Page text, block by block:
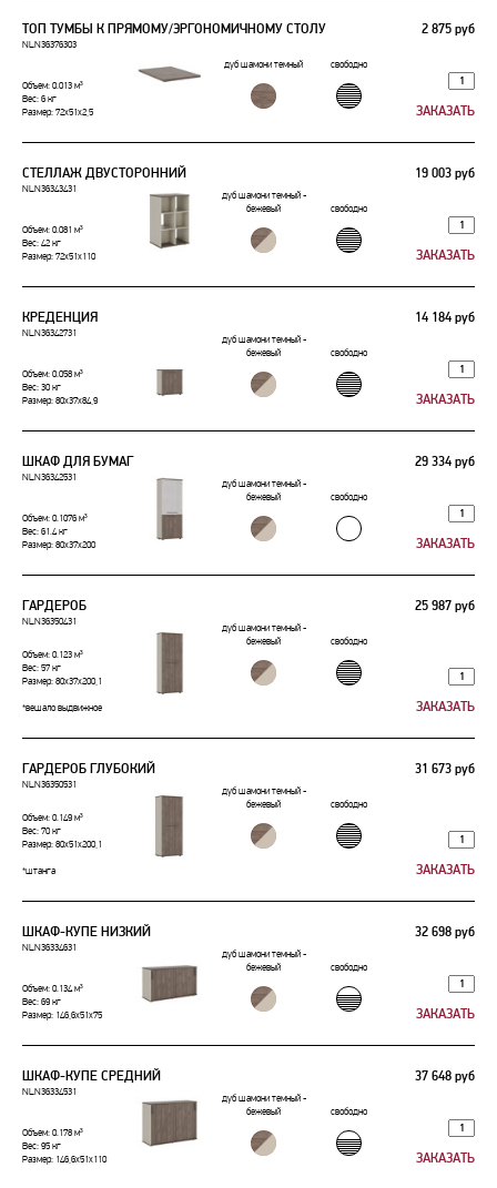
ТОП ТУМБЫ К ПРЯМОМУ/ЭРГОНОМИЧНОМУ СТОЛУ 2 875 руб
NLN36376303
дуб шамони темный
свободно
Объем: 0.013 м³
Вес: 6 кг
Размер: 72x51x2,5
СТЕЛЛАЖ ДВУСТОРОННИЙ 19 003 руб
NLN36343431
дуб шамони темный -
бежевый
свободно
Объем: 0.081 м³
Вес: 42 кг
Размер: 72x51x110
КРЕДЕНЦИЯ 14 184 руб
NLN36342731
дуб шамони темный -
бежевый
свободно
Объем: 0.058 м³
Вес: 30 кг
Размер: 80x37x84,9
ШКАФ ДЛЯ БУМАГ 29 334 руб
NLN36342531
дуб шамони темный -
бежевый
свободно
Объем: 0.1076 м³
Вес: 61.4 кг
Размер: 80x37x200
ГАРДЕРОБ 25 987 руб
NLN36350431
дуб шамони темный -
бежевый
свободно
Объем: 0.123 м³
Вес: 57 кг
Размер: 80x37x200,1
*вешало выдвижное
ГАРДЕРОБ ГЛУБОКИЙ 31 673 руб
NLN36350531
дуб шамони темный -
бежевый
свободно
Объем: 0.149 м³
Вес: 70 кг
Размер: 80x51x200,1
*штанга
ШКАФ-КУПЕ НИЗКИЙ 32 698 руб
NLN36334631
дуб шамони темный -
бежевый
свободно
Объем: 0.134 м³
Вес: 69 кг
Размер: 146,6x51x75
ШКАФ-КУПЕ СРЕДНИЙ 37 648 руб
NLN36334531
дуб шамони темный -
бежевый
свободно
Объем: 0.178 м³
Вес: 95 кг
Размер: 146,6x51x110